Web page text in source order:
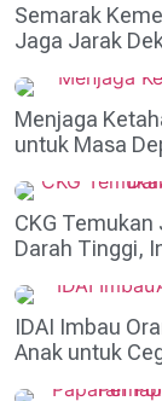
Semarak
Jaga Jarak
Menjaga
untuk Masa
CKG
Darah Tinggi,
IDAI Imbau
Anak untuk